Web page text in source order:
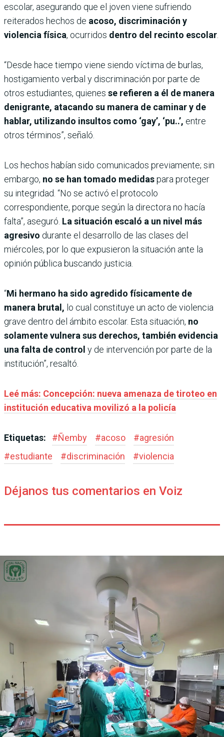
escolar, asegurando que el joven viene sufriendo
reiterados hechos de acoso, discriminación y
violencia física, ocurridos dentro del recinto escolar
“Desde hace tiempo viene siendo víctima de burlas,
hostigamiento verbal y discriminación por parte de
otros estudiantes, quienes se refieren a él de manera
denigrante, atacando su manera de caminar y de
hablar, utilizando insultos como ‘gay’, ‘pu..’, entre
otros términos”, señaló.
Los hechos habían sido comunicados previamente; sin
embargo, no se han tomado medidaspara proteger
su integridad. “No se activó el protocolo
correspondiente, porque según la directora no hacía
falta”, aseguró. La situación escaló a un nivel más
agresivo durante el desarrollo de las clases del
miércoles, por lo que expusieron la situación ante la
opinión pública buscando justicia.
“Mi hermano ha sido agredido físicamente de
manera brutal, lo cual constituye un acto de violencia
grave dentro del ámbito escolar. Esta situación, no
solamente vulnera sus derechos, también evidencia
una falta de control y de intervención por parte de la
institución”, resaltó.
Leé más: Concepción: nueva amenaza de tiroteo en
institución educativa movilizó a la policía
Etiquetas: #Ñemby #acoso #agresión
#estudiante #discriminación #violencia
Déjanos tus comentarios en Voiz